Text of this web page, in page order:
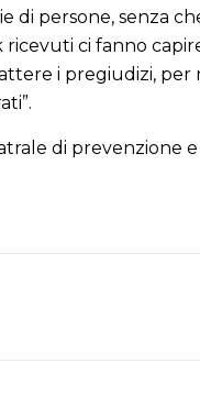
persone, senza
ci fanno
i pregiudizi,
di prevenzione